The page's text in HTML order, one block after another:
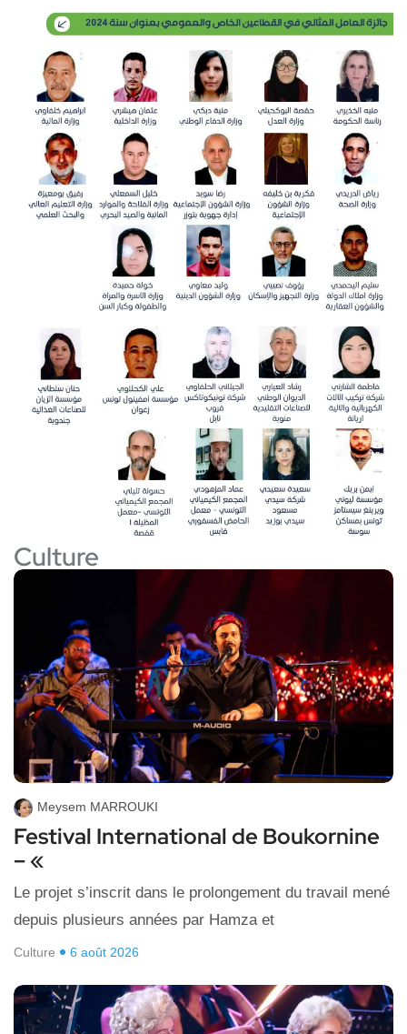
Culture
Meysem MARROUKI
Festival International de Boukornine
– «
Le projet s’inscrit dans le prolongement du travail mené
depuis plusieurs années par Hamza et
Culture 6 août 2026